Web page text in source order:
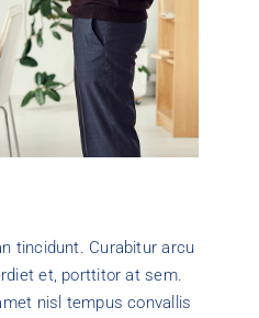
tincidunt. Curabitur arcu
et, porttitor at sem.
nisl tempus convallis